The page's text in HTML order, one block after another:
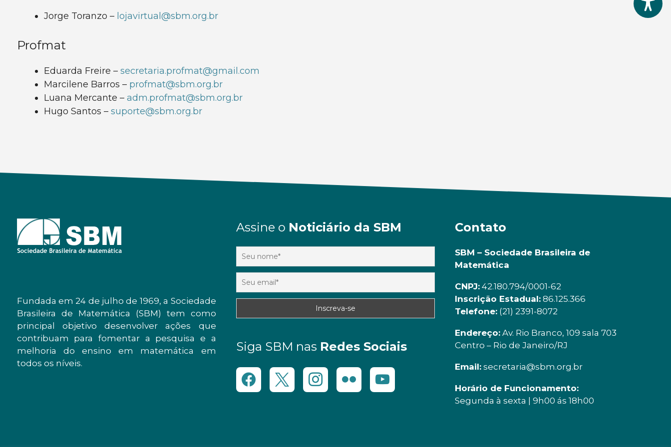
Jorge Toranzo – lojavirtual@sbm.org.br
Profmat
Eduarda Freire – secretaria.profmat@gmail.com
Marcilene Barros – profmat@sbm.org.br
Luana Mercante – adm.profmat@sbm.org.br
Hugo Santos – suporte@sbm.org.br
Fundada em 24 de julho de 1969, a Sociedade
Brasileira de Matemática (SBM) tem como
principal objetivo desenvolver ações que
contribuam para fomentar a pesquisa e a
melhoria do ensino em matemática em
todos os níveis.
Assine o Noticiário da SBM
Siga SBM nas Redes Sociais
Contato
SBM – Sociedade Brasileira de
Matemática
CNPJ: 42.180.794/0001-62
Inscrição Estadual: 86.125.366
Telefone: (21) 2391-8072
Endereço: Av. Rio Branco, 109 sala 703
Centro – Rio de Janeiro/RJ
Email: secretaria@sbm.org.br
Horário de Funcionamento:
Segunda à sexta | 9h00 ás 18h00